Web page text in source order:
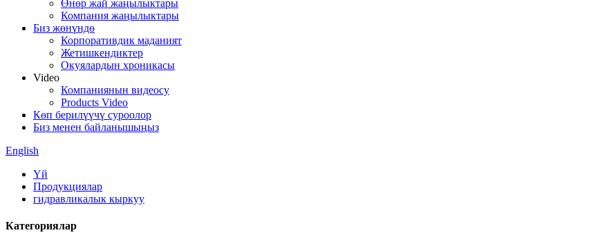
Өнөр жай жаңылыктары
Компания жаңылыктары
Биз жөнүндө
Корпоративдик маданият
Жетишкендиктер
Окуялардын хроникасы
Video
Компаниянын видеосу
Products Video
Көп берилүүчү суроолор
Биз менен байланышыңыз
English
Үй
Продукциялар
гидравликалык кыркуу
Категориялар